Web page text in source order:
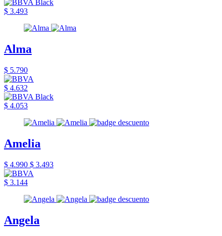
$ 3.493
Alma
$ 5.790
$ 4.632
$ 4.053
Amelia
$ 4.990 $ 3.493
$ 3.144
Angela